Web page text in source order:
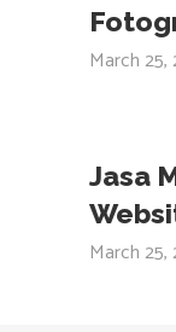
March 25,
Jasa
March 25,